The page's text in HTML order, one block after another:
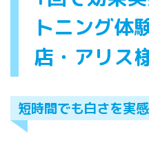
トニング体
店・アリス
短時間でも白さを実